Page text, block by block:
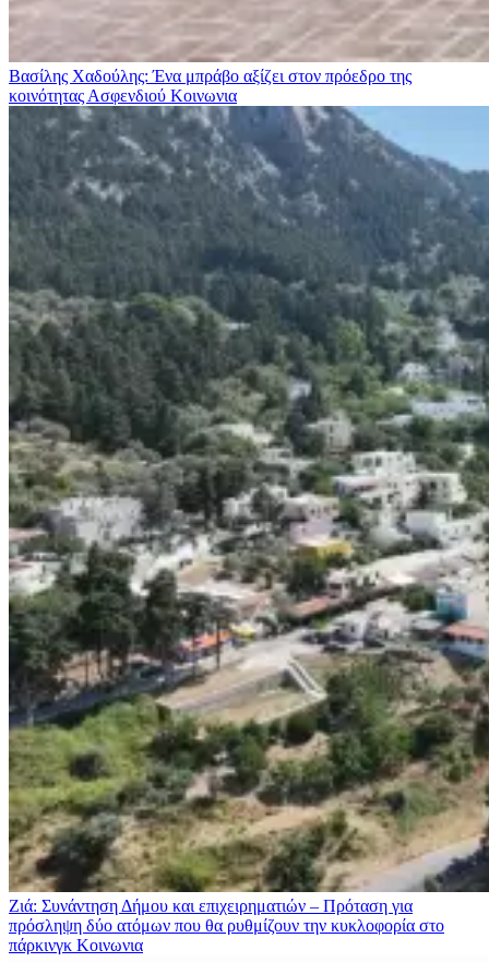
Βασίλης Χαδούλης: Ένα μπράβο αξίζει στον πρόεδρο της
κοινότητας Ασφενδιού Κοινωνια
Ζιά: Συνάντηση Δήμου και επιχειρηματιών – Πρόταση για
πρόσληψη δύο ατόμων που θα ρυθμίζουν την κυκλοφορία στο
πάρκινγκ Κοινωνια